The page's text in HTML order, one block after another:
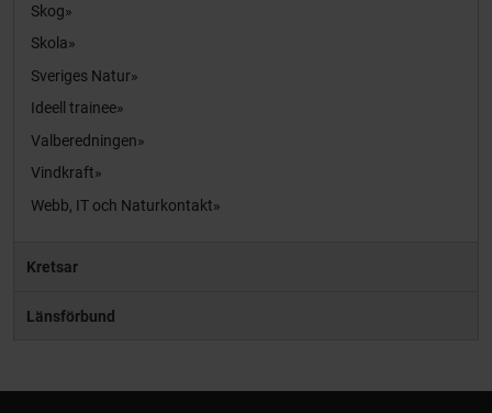
Skog
Skola
Sveriges Natur
Ideell trainee
Valberedningen
Vindkraft
Webb, IT och Naturkontakt
Kretsar
Länsförbund